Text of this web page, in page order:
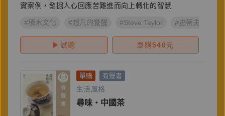
實案例，發掘人心回應苦難進而向上轉化的智慧
#積木文化 #超凡的覺醒 #Steve Taylor #史蒂夫・泰勒
試聽 單購540元
單購 有聲書
生活風格
尋味・中國茶